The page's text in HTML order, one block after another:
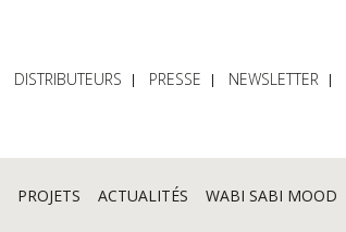
DISTRIBUTEURS PRESSE NEWSLETTER
PROJETS ACTUALITÉS WABI SABI MOOD